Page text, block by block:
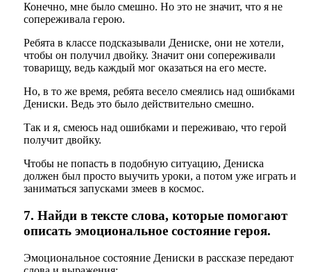
Конечно, мне было смешно. Но это не значит, что я не
сопереживала герою.
Ребята в классе подсказывали Дениске, они не хотели,
чтобы он получил двойку. Значит они сопереживали
товарищу, ведь каждый мог оказаться на его месте.
Но, в то же время, ребята весело смеялись над ошибками
Дениски. Ведь это было действительно смешно.
Так и я, смеюсь над ошибками и переживаю, что герой
получит двойку.
Чтобы не попасть в подобную ситуацию, Дениска
должен был просто выучить уроки, а потом уже играть и
заниматься запусками змеев в космос.
7. Найди в тексте слова, которые помогают
описать эмоциональное состояние героя.
Эмоциональное состояние Дениски в рассказе передают